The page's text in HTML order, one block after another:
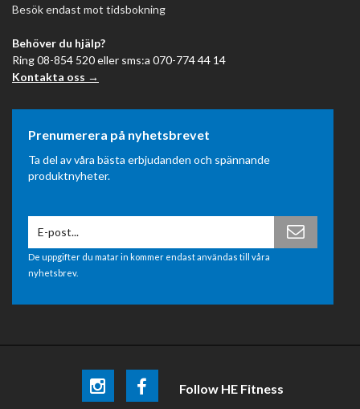
Besök endast mot tidsbokning
Behöver du hjälp?
Ring 08-854 520 eller sms:a 070-774 44 14
Kontakta oss →
Prenumerera på nyhetsbrevet
Ta del av våra bästa erbjudanden och spännande
produktnyheter.
De uppgifter du matar in kommer endast användas till våra
nyhetsbrev.
Follow HE Fitness